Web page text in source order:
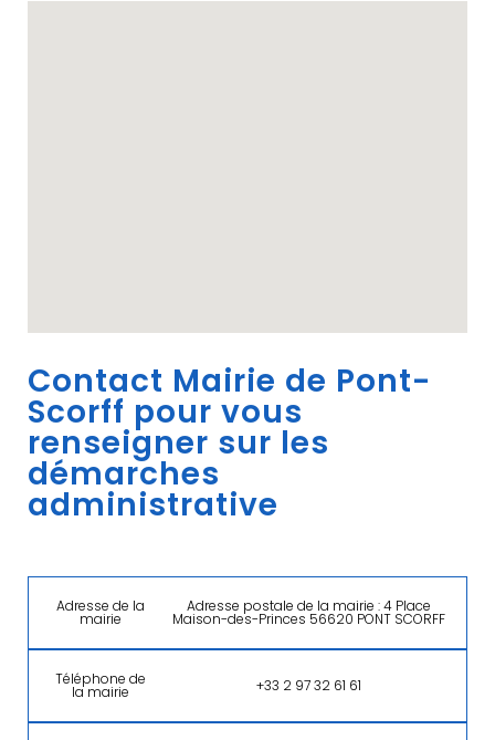
Contact Mairie de Pont-
Scorff pour vous
renseigner sur les
démarches
administrative
Adresse de la
mairie
Adresse postale de la mairie : 4 Place
Maison-des-Princes 56620 PONT SCORFF
Téléphone de
la mairie +33 2 97 32 61 61